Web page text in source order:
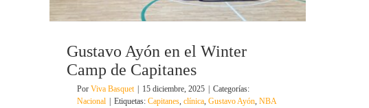
Gustavo Ayón en el Winter
Camp de Capitanes
Por Viva Basquet 15 diciembre, 2025
Categorías:
Nacional
Etiquetas: Capitanes, clínica, Gustavo Ayón, NBA